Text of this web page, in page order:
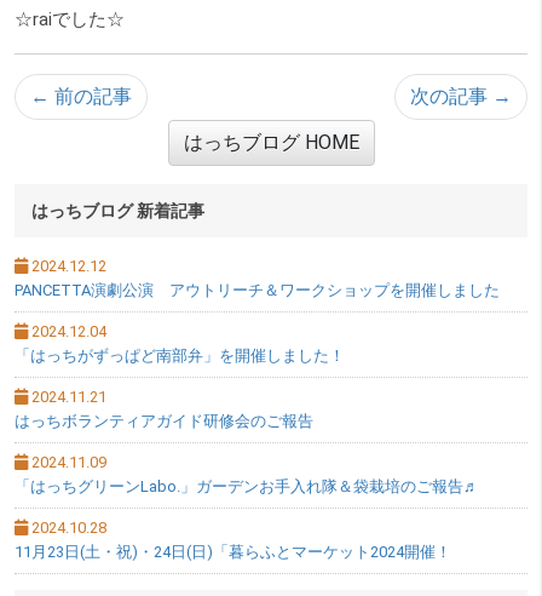
☆raiでした☆
← 前の記事
次の記事 →
はっちブログ HOME
サブメニュー
はっちブログ 新着記事
2024.12.12
PANCETTA演劇公演 アウトリーチ＆ワークショップを開催しました
2024.12.04
「はっちがずっぱど南部弁」を開催しました！
2024.11.21
はっちボランティアガイド研修会のご報告
2024.11.09
「はっちグリーンLabo.」ガーデンお手入れ隊＆袋栽培のご報告♬
2024.10.28
11月23日(土・祝)・24日(日)「暮らふとマーケット2024開催！